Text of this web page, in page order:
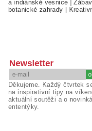
a indiánské vesnice |
botanické zahrady
Newsletter
Děkujeme. Každý čtvrtek
na inspirativní tipy na
aktuální soutěži a o
ententýky.